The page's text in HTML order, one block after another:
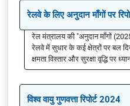
रेलवे के लिए अनुदान माँगों पर
रेल मंत्रालय की "अनुदान माँगों
रेलवे में सुधार के कई क्षेत्रों पर बल
क्षमता विस्तार और सुरक्षा वृद्धि पर
विश्व वायु गुणवत्ता रिपोर्ट 2024